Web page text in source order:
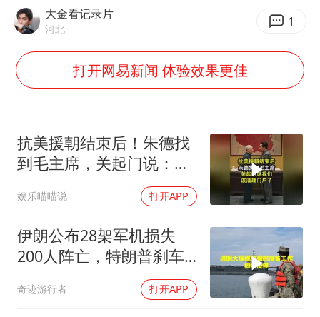
《欢迎来龙餐馆》口碑
茅台部分直营店飞天茅台提价
酒店回应车内过夜被收150元
黄金牛市回来了吗
杭州全市有序停课
乐享全民健身 共筑健康中国
大金看记录片
河北 1
打开网易新闻 体验效果更佳
抗美援朝结束后！朱德找
到毛主席，关起门说：我
娱乐喵喵说 打开APP
伊朗公布28架军机损失
200人阵亡，特朗普刹车
奇迹游行者 打开APP